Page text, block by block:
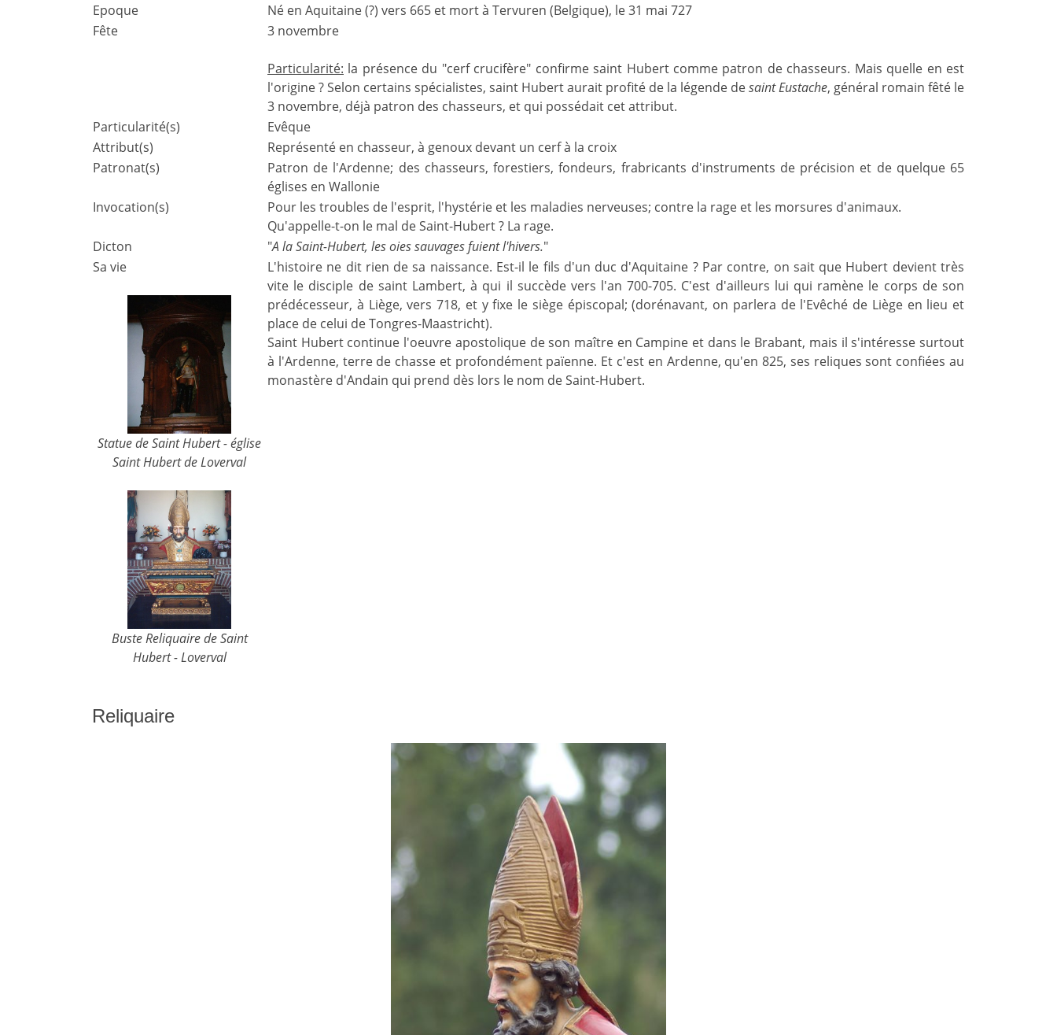
Epoque
Né en Aquitaine (?) vers 665 et mort à Tervuren (Belgique), le 31 mai 727
Fête
3 novembre
Particularité: la présence du "cerf crucifère" confirme saint Hubert comme patron de chasseurs. Mais quelle en est
l'origine ? Selon certains spécialistes, saint Hubert aurait profité de la légende desaint Eustache, général romain fêté le
3 novembre, déjà patron des chasseurs, et qui possédait cet attribut.
Particularité(s)
Evêque
Attribut(s)
Représenté en chasseur, à genoux devant un cerf à la croix
Patronat(s)
Patron de l'Ardenne; des chasseurs, forestiers, fondeurs, frabricants d'instruments de précision et de quelque 65
églises en Wallonie
Invocation(s)
Pour les troubles de l'esprit, l'hystérie et les maladies nerveuses; contre la rage et les morsures d'animaux.
Qu'appelle-t-on le mal de Saint-Hubert ? La rage.
Dicton
"A la Saint-Hubert, les oies sauvages fuient l'hivers."
Sa vie
Statue de Saint Hubert - église
Saint Hubert de Loverval
Buste Reliquaire de Saint
Hubert - Loverval
L'histoire ne dit rien de sa naissance. Est-il le fils d'un duc d'Aquitaine ? Par contre, on sait que Hubert devient très
vite le disciple de saint Lambert, à qui il succède vers l'an 700-705. C'est d'ailleurs lui qui ramène le corps de son
prédécesseur, à Liège, vers 718, et y fixe le siège épiscopal; (dorénavant, on parlera de l'Evêché de Liège en lieu et
place de celui de Tongres-Maastricht).
Saint Hubert continue l'oeuvre apostolique de son maître en Campine et dans le Brabant, mais il s'intéresse surtout
à l'Ardenne, terre de chasse et profondément païenne. Et c'est en Ardenne, qu'en 825, ses reliques sont confiées au
monastère d'Andain qui prend dès lors le nom de Saint-Hubert.
Reliquaire